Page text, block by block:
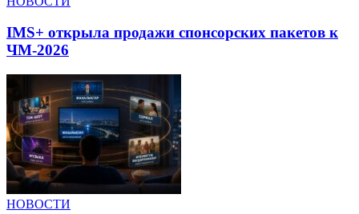
IMS+ открыла продажи спонсорских пакетов к
ЧМ-2026
НОВОСТИ